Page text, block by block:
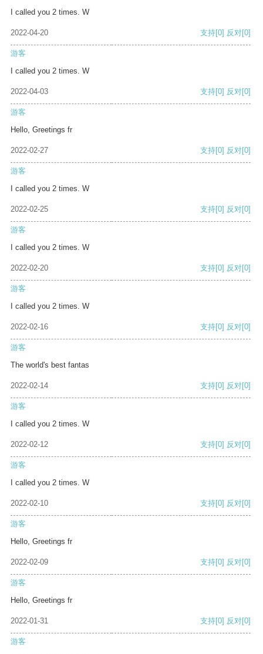
I called you 2 times. W
2022-04-20 支持[0] 反对[0]
游客
I called you 2 times. W
2022-04-03 支持[0] 反对[0]
游客
Hello, Greetings fr
2022-02-27 支持[0] 反对[0]
游客
I called you 2 times. W
2022-02-25 支持[0] 反对[0]
游客
I called you 2 times. W
2022-02-20 支持[0] 反对[0]
游客
I called you 2 times. W
2022-02-16 支持[0] 反对[0]
游客
The world's best fantas
2022-02-14 支持[0] 反对[0]
游客
I called you 2 times. W
2022-02-12 支持[0] 反对[0]
游客
I called you 2 times. W
2022-02-10 支持[0] 反对[0]
游客
Hello, Greetings fr
2022-02-09 支持[0] 反对[0]
游客
Hello, Greetings fr
2022-01-31 支持[0] 反对[0]
游客